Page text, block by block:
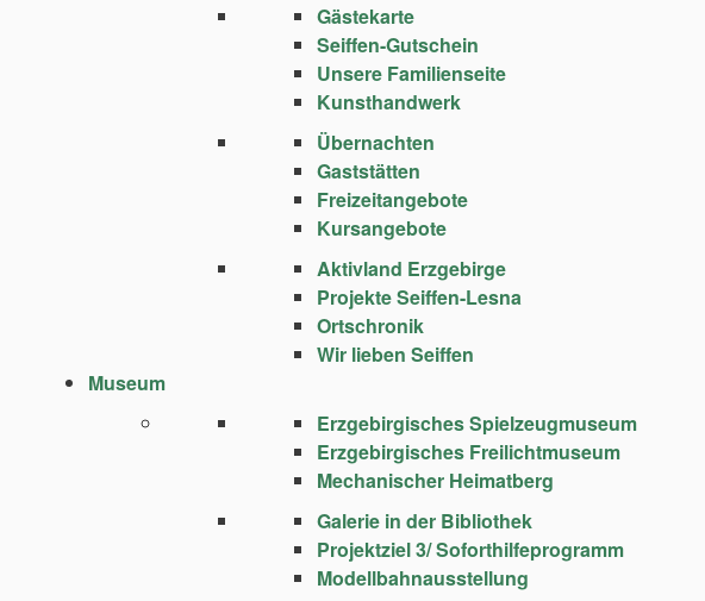
Gästekarte
Seiffen-Gutschein
Unsere Familienseite
Kunsthandwerk
Übernachten
Gaststätten
Freizeitangebote
Kursangebote
Aktivland Erzgebirge
Projekte Seiffen-Lesna
Ortschronik
Wir lieben Seiffen
Museum
Erzgebirgisches Spielzeugmuseum
Erzgebirgisches Freilichtmuseum
Mechanischer Heimatberg
Galerie in der Bibliothek
Projektziel 3/ Soforthilfeprogramm
Modellbahnausstellung